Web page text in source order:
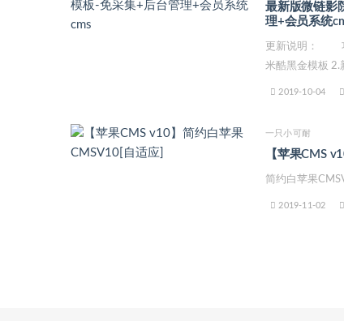
最新版微链影
理+会员系统
更新说明： 功
米酷黑金模板 2.
2019-10-04
一只小可耐
【苹果CMS
简约白苹果
2019-11-02